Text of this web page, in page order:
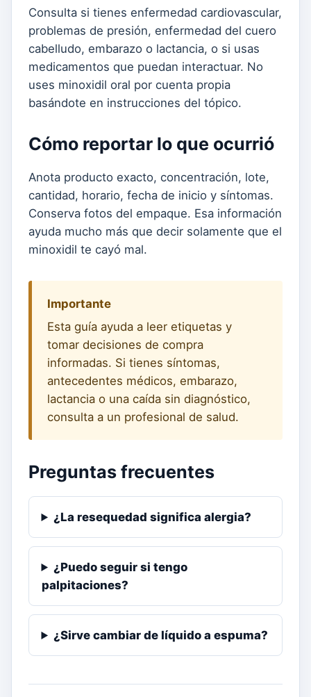
Consulta si tienes enfermedad cardiovascular,
problemas de presión, enfermedad del cuero
cabelludo, embarazo o lactancia, o si usas
medicamentos que puedan interactuar. No
uses minoxidil oral por cuenta propia
basándote en instrucciones del tópico.
Cómo reportar lo que ocurrió
Anota producto exacto, concentración, lote,
cantidad, horario, fecha de inicio y síntomas.
Conserva fotos del empaque. Esa información
ayuda mucho más que decir solamente que el
minoxidil te cayó mal.
Importante
Esta guía ayuda a leer etiquetas y
tomar decisiones de compra
informadas. Si tienes síntomas,
antecedentes médicos, embarazo,
lactancia o una caída sin diagnóstico,
consulta a un profesional de salud.
Preguntas frecuentes
¿La resequedad significa alergia?
¿Puedo seguir si tengo
palpitaciones?
¿Sirve cambiar de líquido a espuma?